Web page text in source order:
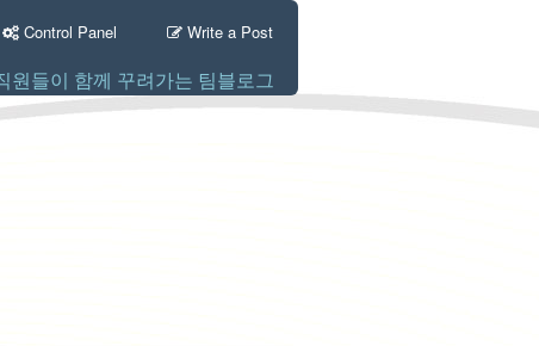
Control Panel Write a Post
원들이 함께 꾸려가는 팀블로그